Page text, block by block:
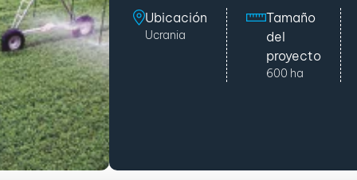
Ubicación
Ucrania
Tamaño
del
proyecto
600 ha